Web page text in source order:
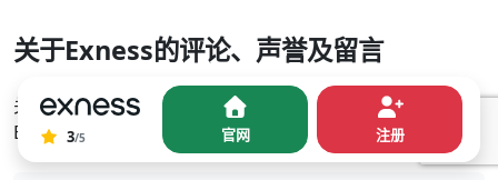
关于Exness的评论、声誉及留言
关于外汇经纪商Exness (Exness) 的评论和声誉可以在
Exness的评论中阅读。
暂
无
3/50 官网 注册